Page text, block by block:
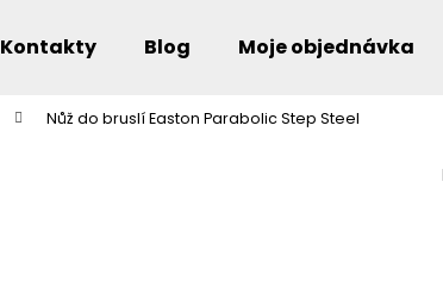
Kontakty Blog Moje objednávka
Nůž do bruslí Easton Parabolic Step Steel
Co potřebujete najít?